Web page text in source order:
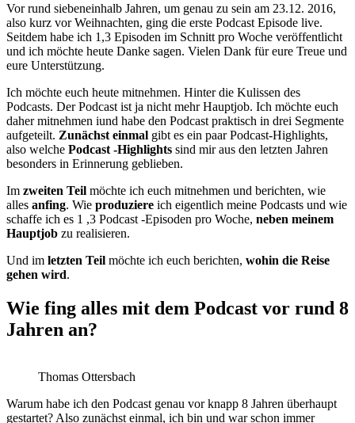
Vor rund siebeneinhalb Jahren, um genau zu sein am 23.12. 2016,
also kurz vor Weihnachten, ging die erste Podcast Episode live.
Seitdem habe ich 1,3 Episoden im Schnitt pro Woche veröffentlicht
und ich möchte heute Danke sagen. Vielen Dank für eure Treue und
eure Unterstützung.
Ich möchte euch heute mitnehmen. Hinter die Kulissen des
Podcasts. Der Podcast ist ja nicht mehr Hauptjob. Ich möchte euch
daher mitnehmen iund habe den Podcast praktisch in drei Segmente
aufgeteilt. Zunächst einmal gibt es ein paar Podcast-Highlights,
also welche Podcast -Highlights sind mir aus den letzten Jahren
besonders in Erinnerung geblieben.
Im zweiten Teil möchte ich euch mitnehmen und berichten, wie
alles anfing. Wie produziere ich eigentlich meine Podcasts und wie
schaffe ich es 1 ,3 Podcast -Episoden pro Woche, neben meinem
Hauptjob zu realisieren.
Und im letzten Teil möchte ich euch berichten, wohin die Reise
gehen wird.
Wie fing alles mit dem Podcast vor rund 8
Jahren an?
Thomas Ottersbach
Warum habe ich den Podcast genau vor knapp 8 Jahren überhaupt
gestartet? Also zunächst einmal, ich bin und war schon immer